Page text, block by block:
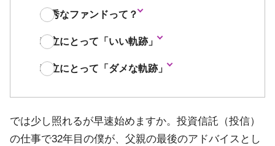
優秀なファンドって？
積立にとって「いい軌跡」
積立にとって「ダメな軌跡」
では少し照れるが早速始めますか。投資信託（投信）
の仕事で32年目の僕が、父親の最後のアドバイスとし